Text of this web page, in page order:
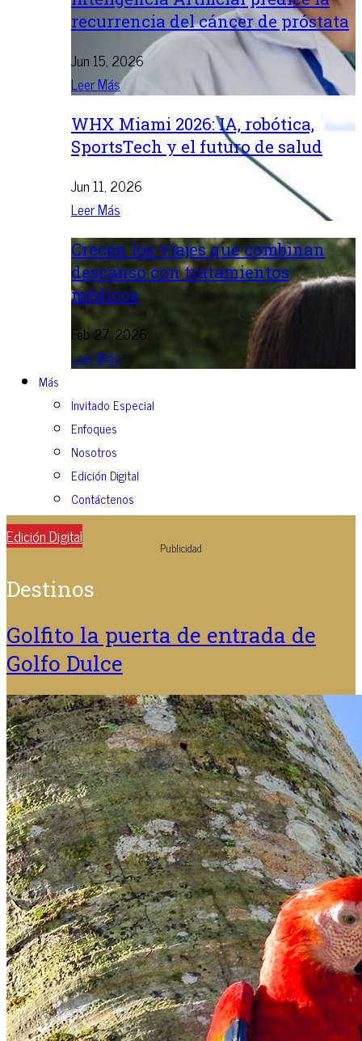
recurrencia del cáncer de próstata
Jun 15, 2026
Leer Más
WHX Miami 2026: IA, robótica,
SportsTech y el futuro de salud
Jun 11, 2026
Leer Más
Crecen los viajes que combinan
descanso con tratamientos
médicos
Feb 27, 2026
Leer Más
Más
Invitado Especial
Enfoques
Nosotros
Edición Digital
Contáctenos
Edición Digital
Publicidad
Destinos
Golfito la puerta de entrada de
Golfo Dulce